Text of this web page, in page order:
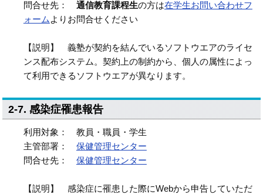
問合せ先： 通信教育課程生の方は在学生お問い合わせフ
ォーム よりお問合せください
【説明】 義塾が契約を結んでいるソフトウエアのライセ
ンス配布システム。契約上の制約から、個人の属性によっ
て利用できるソフトウエアが異なります。
2-7. 感染症罹患報告
利用対象： 教員・職員・学生
主管部署： 保健管理センター
問合せ先： 保健管理センター
【説明】 感染症に罹患した際にWebから申告していただ